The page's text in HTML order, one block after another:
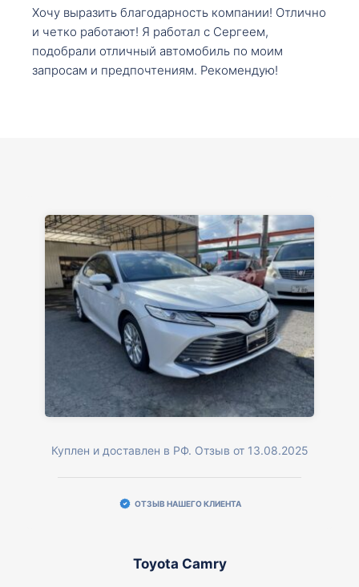
Хочу выразить благодарность компании! Отлично
и четко работают! Я работал с Сергеем,
подобрали отличный автомобиль по моим
запросам и предпочтениям. Рекомендую!
Куплен и доставлен в РФ. Отзыв от 13.08.2025
ОТЗЫВ НАШЕГО КЛИЕНТА
Toyota Camry